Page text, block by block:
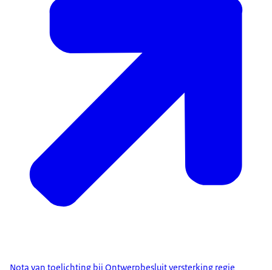
Nota van toelichting bij Ontwerpbesluit versterking regie